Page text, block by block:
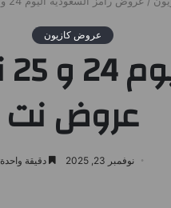
عروض كازيون
عروض نت
نوفمبر 23, 2025 دقيقة واحدة